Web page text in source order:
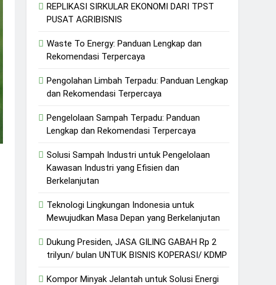
REPLIKASI SIRKULAR EKONOMI DARI TPST
PUSAT AGRIBISNIS
Waste To Energy: Panduan Lengkap dan
Rekomendasi Terpercaya
Pengolahan Limbah Terpadu: Panduan Lengkap
dan Rekomendasi Terpercaya
Pengelolaan Sampah Terpadu: Panduan
Lengkap dan Rekomendasi Terpercaya
Solusi Sampah Industri untuk Pengelolaan
Kawasan Industri yang Efisien dan
Berkelanjutan
Teknologi Lingkungan Indonesia untuk
Mewujudkan Masa Depan yang Berkelanjutan
Dukung Presiden, JASA GILING GABAH Rp 2
trilyun/ bulan UNTUK BISNIS KOPERASI/ KDMP
Kompor Minyak Jelantah untuk Solusi Energi